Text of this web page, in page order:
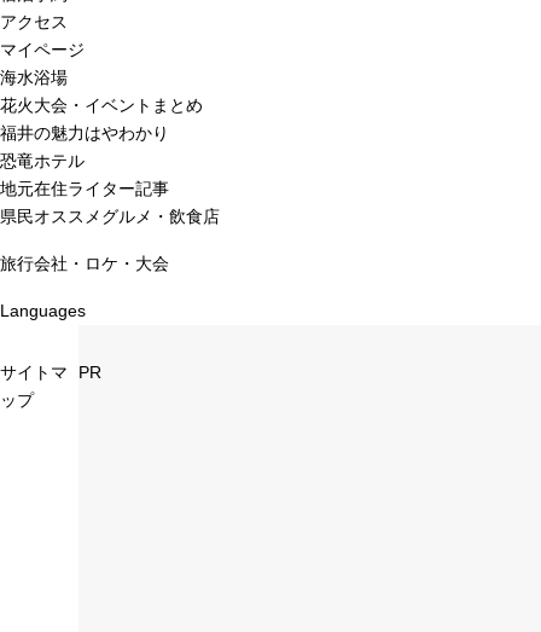
アクセス
マイページ
海水浴場
花火大会・イベントまとめ
福井の魅力はやわかり
恐竜ホテル
地元在住ライター記事
県民オススメグルメ・飲食店
旅行会社・ロケ・大会
Languages
サイトマ
ップ
PR